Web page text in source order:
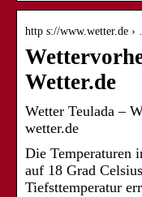
http s://www.wetter.de
Wetter.de
Wetter Teulada –
wetter.de
Die Temperaturen
auf 18 Grad
Tiefsttemperatur